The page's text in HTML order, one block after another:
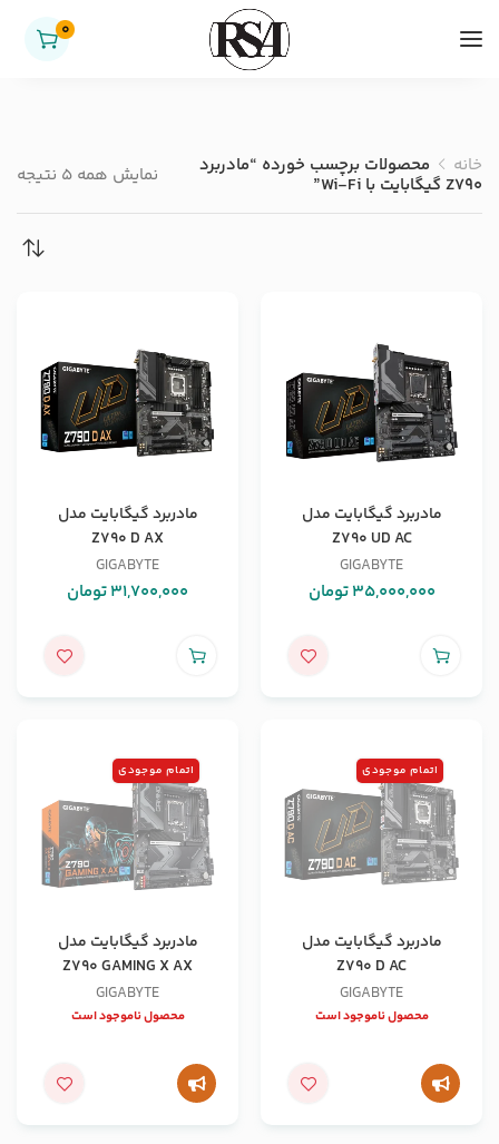
0
خانه محصولات برچسب خورده “مادربرد
Z790 گیگابایت با Wi-Fi” نمایش همه 5 نتیجه
مادربرد گیگابایت مدل
Z790 UD AC
GIGABYTE
35,000,000تومان
مادربرد گیگابایت مدل
Z790 D AX
GIGABYTE
31,700,000تومان
اتمام موجودی
مادربرد گیگابایت مدل
Z790 D AC
GIGABYTE
محصول ناموجود است
اتمام موجودی
مادربرد گیگابایت مدل
Z790 GAMING X AX
GIGABYTE
محصول ناموجود است